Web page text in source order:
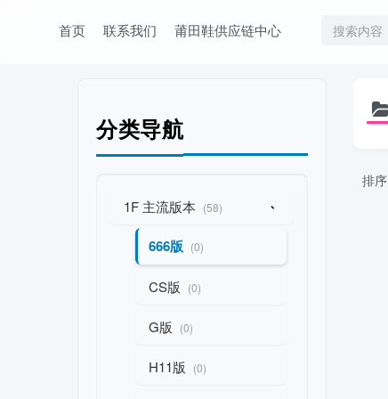
首页 联系我们 莆田鞋供应链中心
分类导航
1F 主流版本 (58) -
666版 (0)
CS版 (0)
G版 (0)
H11版 (0)
排序